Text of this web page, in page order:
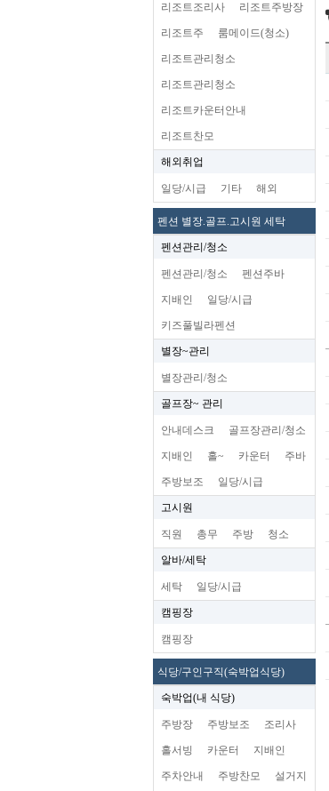
리조트조리사 리조트주방장
리조트주 룸메이드(청소)
리조트관리청소
리조트관리청소
리조트카운터안내
리조트찬모
해외취업
일당/시급 기타 해외
펜션 별장.골프.고시원 세탁
펜션관리/청소
펜션관리/청소 펜션주바
지배인 일당/시급
키즈풀빌라펜션
별장~관리
별장관리/청소
골프장~ 관리
안내데스크 골프장관리/청소
지배인 홀~ 카운터 주바
주방보조 일당/시급
고시원
직원 총무 주방 청소
알바/세탁
세탁 일당/시급
캠핑장
캠핑장
식당/구인구직(숙박업식당)
숙박업(내 식당)
주방장 주방보조 조리사
홀서빙 카운터 지배인
주차안내 주방찬모 설거지